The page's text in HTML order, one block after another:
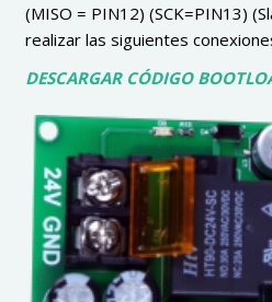
(MISO = PIN12) (SCK=PIN13)
realizar las siguientes
DESCARGAR CÓDIGO